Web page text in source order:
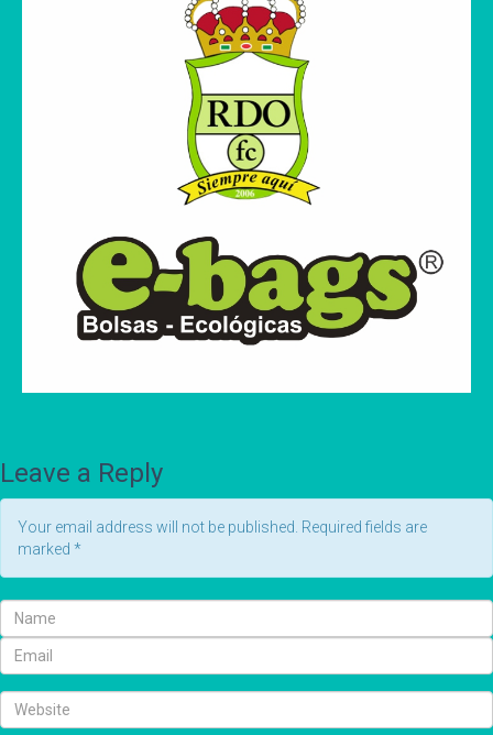
Leave a Reply
Your email address will not be published. Required fields are
marked *